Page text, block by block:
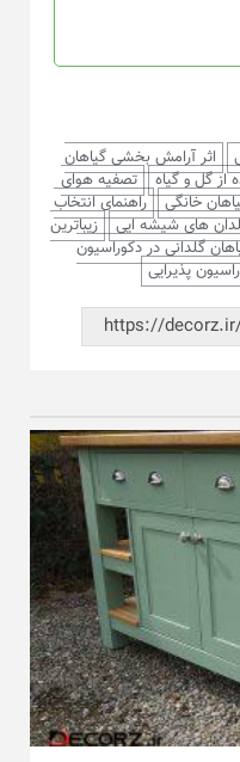
اثر آرامش بخشی گیاهان
از گل و گیاه
تصفیه هوای
خانگی
راهنمای انتخاب
های شیشه ایی
زیباترین
گلدانی در دکوراسیون
پذیرایی